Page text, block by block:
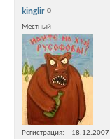
kinglir
Местный
Регистрация
18.12.2007